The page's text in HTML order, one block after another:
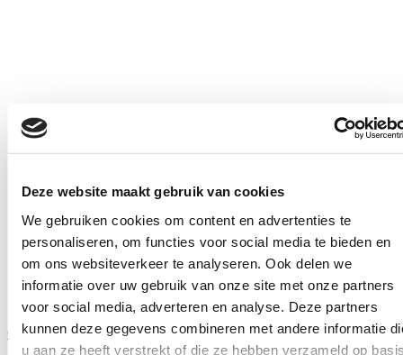
Deze website maakt gebruik van cookies
We gebruiken cookies om content en advertenties te
personaliseren, om functies voor social media te bieden en
om ons websiteverkeer te analyseren. Ook delen we
informatie over uw gebruik van onze site met onze partners
voor social media, adverteren en analyse. Deze partners
kunnen deze gegevens combineren met andere informatie
u aan ze heeft verstrekt of die ze hebben verzameld op
0313 - 670 250